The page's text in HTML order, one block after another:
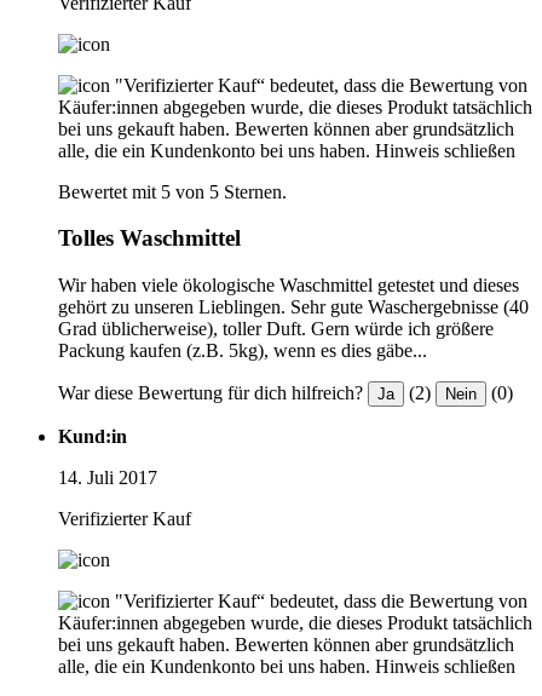
"Verifizierter Kauf“ bedeutet, dass die Bewertung von
Käufer:innen abgegeben wurde, die dieses Produkt tatsächlich
bei uns gekauft haben. Bewerten können aber grundsätzlich
alle, die ein Kundenkonto bei uns haben. Hinweis schließen
Bewertet mit 5 von 5 Sternen.
Tolles Waschmittel
Wir haben viele ökologische Waschmittel getestet und dieses
gehört zu unseren Lieblingen. Sehr gute Waschergebnisse (40
Grad üblicherweise), toller Duft. Gern würde ich größere
Packung kaufen (z.B. 5kg), wenn es dies gäbe...
War diese Bewertung für dich hilfreich? Ja (2) Nein (0)
Kund:in
14. Juli 2017
Verifizierter Kauf
"Verifizierter Kauf“ bedeutet, dass die Bewertung von
Käufer:innen abgegeben wurde, die dieses Produkt tatsächlich
bei uns gekauft haben. Bewerten können aber grundsätzlich
alle, die ein Kundenkonto bei uns haben. Hinweis schließen